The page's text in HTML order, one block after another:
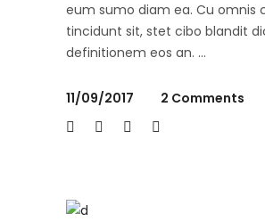
eum sumo diam ea. Cu omnis
tincidunt sit, stet cibo blandit
definitionem eos an.
11/09/2017 2 Comments